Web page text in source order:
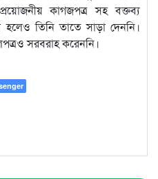
কাগজপত্র সহ বক্তব্য
হলেও তিনি তাতে সাড়া দেননি।
সরবরাহ করেননি।